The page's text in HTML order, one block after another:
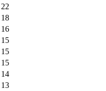
22
18
16
15
15
15
14
13